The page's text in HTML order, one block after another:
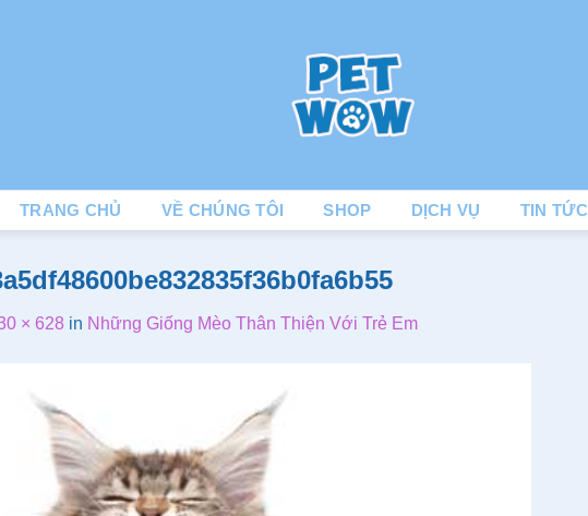
TRANG CHỦ VỀ CHÚNG TÔI SHOP DỊCH VỤ TIN TỨC
× 628 in Những Giống Mèo Thân Thiện Với Trẻ Em